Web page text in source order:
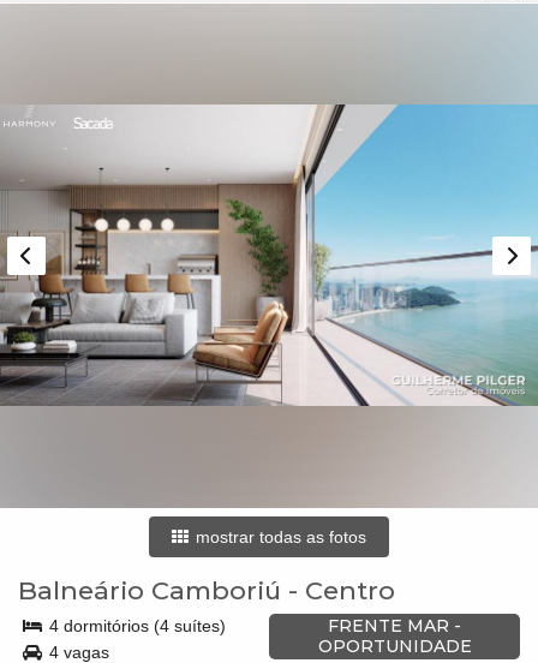
mostrar todas as fotos
Balneário Camboriú - Centro
FRENTE MAR -
OPORTUNIDADE
4 dormitórios (4 suítes)
4 vagas